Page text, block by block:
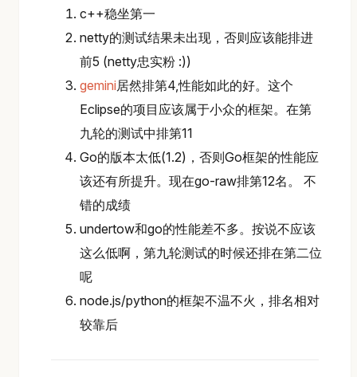
c++稳坐第一
netty的测试结果未出现，否则应该能排进
前5 (netty忠实粉 :))
gemini居然排第4,性能如此的好。这个
Eclipse的项目应该属于小众的框架。在第
九轮的测试中排第11
Go的版本太低(1.2)，否则Go框架的性能应
该还有所提升。现在go-raw排第12名。 不
错的成绩
undertow和go的性能差不多。按说不应该
这么低啊，第九轮测试的时候还排在第二位
呢
node.js/python的框架不温不火，排名相对
较靠后